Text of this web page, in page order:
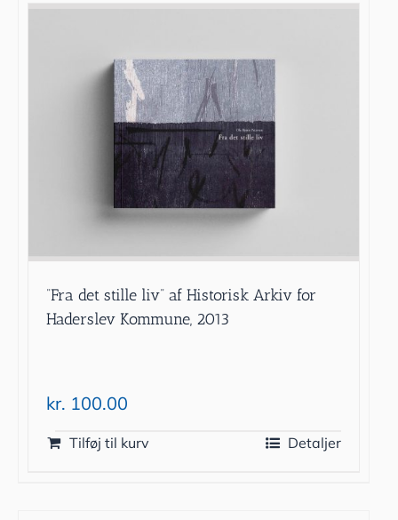
”Fra det stille liv” af Historisk Arkiv for
Haderslev Kommune, 2013
kr. 100.00
Tilføj til kurv Detaljer